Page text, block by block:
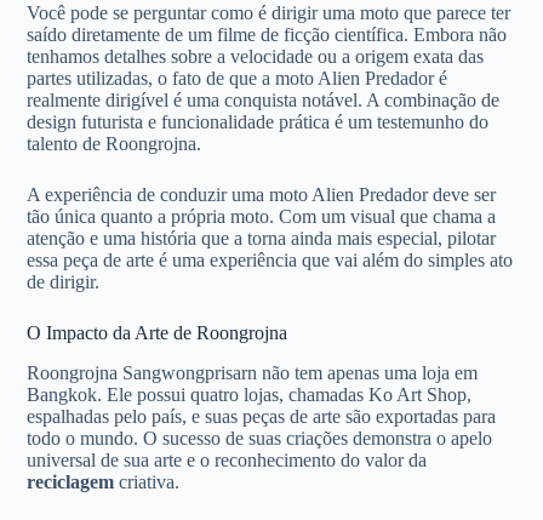
Você pode se perguntar como é dirigir uma moto que parece ter
saído diretamente de um filme de ficção científica. Embora não
tenhamos detalhes sobre a velocidade ou a origem exata das
partes utilizadas, o fato de que a moto Alien Predador é
realmente dirigível é uma conquista notável. A combinação de
design futurista e funcionalidade prática é um testemunho do
talento de Roongrojna.
A experiência de conduzir uma moto Alien Predador deve ser
tão única quanto a própria moto. Com um visual que chama a
atenção e uma história que a torna ainda mais especial, pilotar
essa peça de arte é uma experiência que vai além do simples ato
de dirigir.
O Impacto da Arte de Roongrojna
Roongrojna Sangwongprisarn não tem apenas uma loja em
Bangkok. Ele possui quatro lojas, chamadas Ko Art Shop,
espalhadas pelo país, e suas peças de arte são exportadas para
todo o mundo. O sucesso de suas criações demonstra o apelo
universal de sua arte e o reconhecimento do valor da
reciclagem criativa.